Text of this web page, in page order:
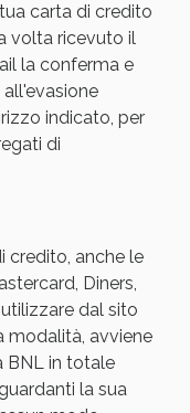
carta di credito
volta ricevuto il
la conferma e
indicato, per
di
credito, anche le
Diners,
dal sito
modalità, avviene
BNL in totale
la sua